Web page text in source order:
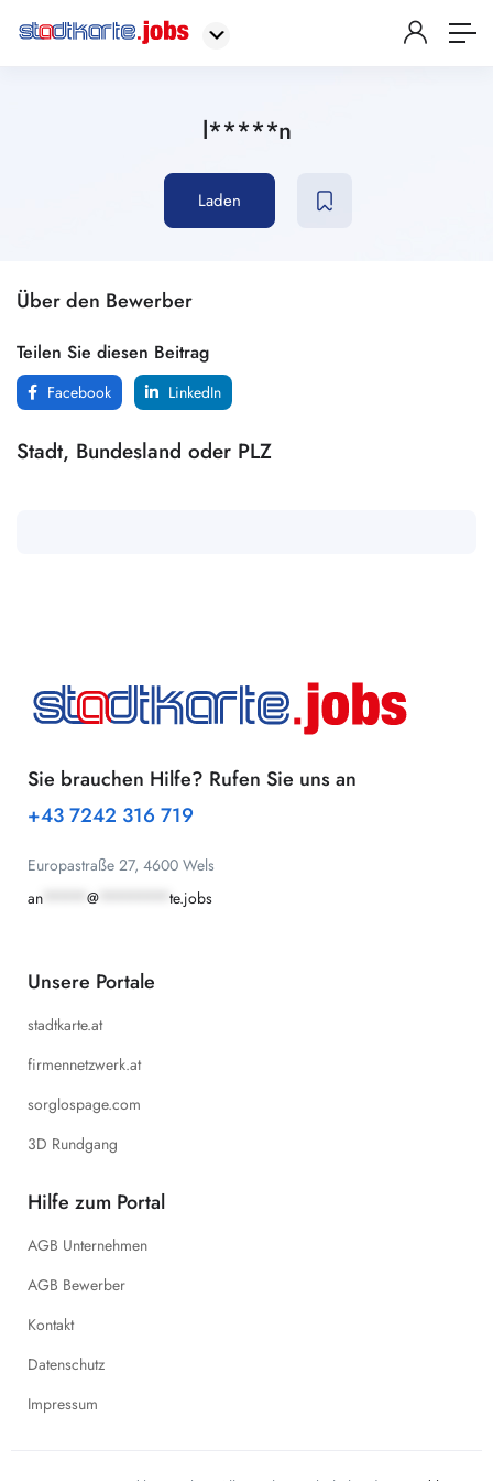
l*****n
Laden
Über den Bewerber
Teilen Sie diesen Beitrag
Facebook LinkedIn
Stadt, Bundesland oder PLZ
Sie brauchen Hilfe? Rufen Sie uns an
+43 7242 316 719
Europastraße 27, 4600 Wels
an
@ te.jobs
Unsere Portale
stadtkarte.at
firmennetzwerk.at
sorglospage.com
3D Rundgang
Hilfe zum Portal
AGB Unternehmen
AGB Bewerber
Kontakt
Datenschutz
Impressum